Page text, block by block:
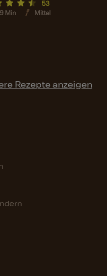
53
Min Mittel
Rezepte anzeigen